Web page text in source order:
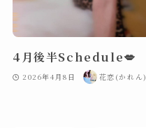
4月後半Schedule💋
2026年4月8日 花恋(かれん)